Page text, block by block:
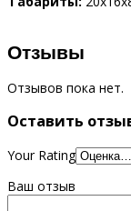
Отзывы
Отзывов пока нет.
Оставить
Your Rating
Ваш отзыв